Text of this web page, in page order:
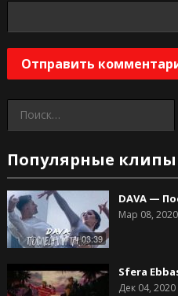
Найти:
Популярные клипы
03:39
DAVA —
Мар 08, 2020
Sfera
Дек 04, 2020